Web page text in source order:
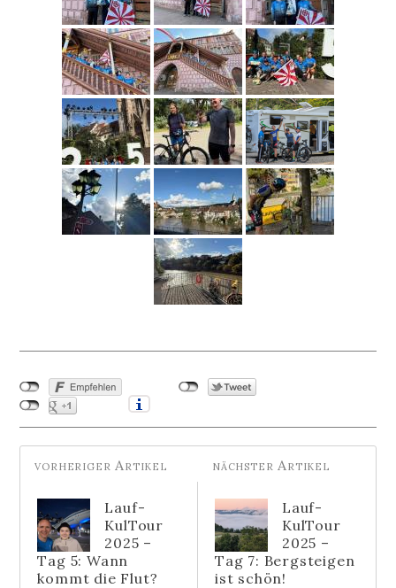
Lauf-
KulTour
2025 –
Tag 5: Wann
kommt die Flut?
Lauf-
KulTour
2025 –
Tag 7: Bergsteigen
ist schön!